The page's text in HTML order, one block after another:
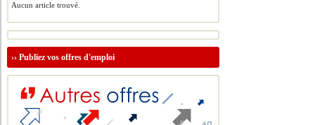
Aucun article trouvé.
››Publiez vos offres d'emploi